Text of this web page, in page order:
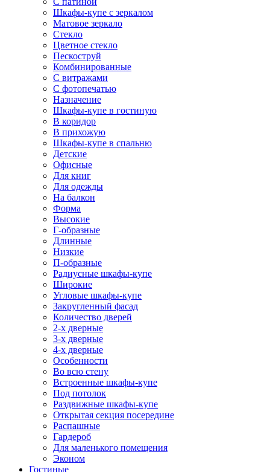
Шкафы-купе с зеркалом
Матовое зеркало
Стекло
Цветное стекло
Пескоструй
Комбинированные
С витражами
С фотопечатью
Назначение
Шкафы-купе в гостиную
В коридор
В прихожую
Шкафы-купе в спальню
Детские
Офисные
Для книг
Для одежды
На балкон
Форма
Высокие
Г-образные
Длинные
Низкие
П-образные
Радиусные шкафы-купе
Широкие
Угловые шкафы-купе
Закругленный фасад
Количество дверей
2-х дверные
3-х дверные
4-х дверные
Особенности
Во всю стену
Встроенные шкафы-купе
Под потолок
Раздвижные шкафы-купе
Открытая секция посередине
Распашные
Гардероб
Для маленького помещения
Эконом
Гостиные